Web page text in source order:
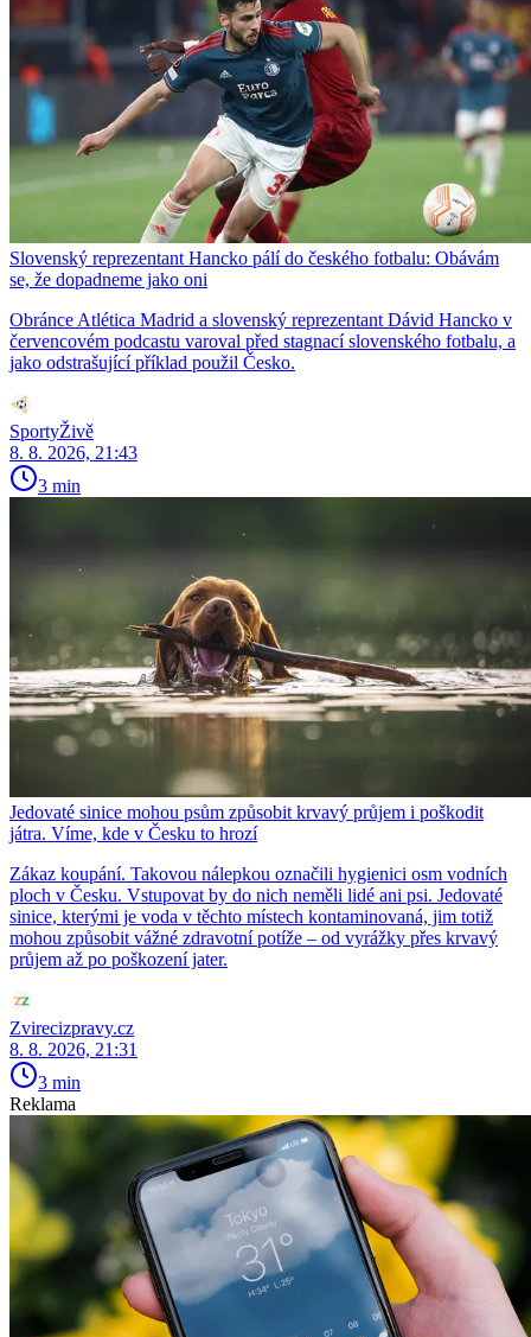
Slovenský reprezentant Hancko pálí do českého fotbalu: Obávám
se, že dopadneme jako oni
Obránce Atlética Madrid a slovenský reprezentant Dávid Hancko v
červencovém podcastu varoval před stagnací slovenského fotbalu, a
jako odstrašující příklad použil Česko.
SportyŽivě
8. 8. 2026, 21:43
3 min
Jedovaté sinice mohou psům způsobit krvavý průjem i poškodit
játra. Víme, kde v Česku to hrozí
Zákaz koupání. Takovou nálepkou označili hygienici osm vodních
ploch v Česku. Vstupovat by do nich neměli lidé ani psi. Jedovaté
sinice, kterými je voda v těchto místech kontaminovaná, jim totiž
mohou způsobit vážné zdravotní potíže – od vyrážky přes krvavý
průjem až po poškození jater.
Zvirecizpravy.cz
8. 8. 2026, 21:31
3 min
Reklama